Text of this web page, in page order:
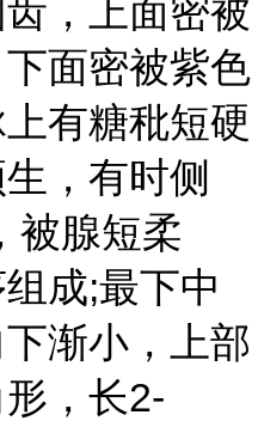
，上面密被
面密被紫色
有糖秕短硬
，有时侧
被腺短柔
成;最下中
渐小，上部
，长2-